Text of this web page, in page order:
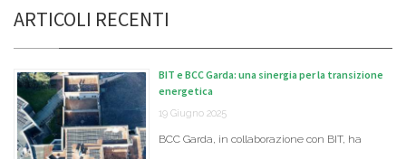
ARTICOLI RECENTI
BIT e BCC Garda: una sinergia per la transizione
energetica
19 Giugno 2025
BCC Garda, in collaborazione con BIT, ha